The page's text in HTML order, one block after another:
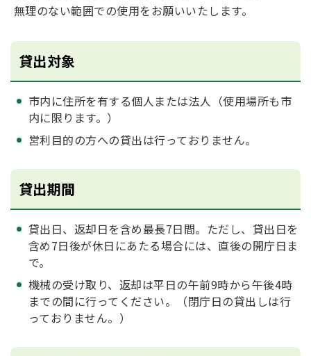
無理のない範囲での使用をお願いいたします。
貸出対象
市内に住所を有する個人または法人（使用場所も市
内に限ります。）
営利目的の方への貸出は行っておりません。
貸出期間
貸出日、返却日を含め最長7日間。ただし、貸出日を
含め7日後が休日にあたる場合には、直後の開庁日ま
で。
機械の受け取り、返却は平日の午前9時から午後4時
までの間に行ってください。（閉庁日の貸出しは行
っておりません。）